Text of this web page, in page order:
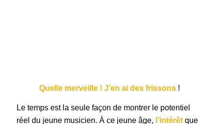
Quelle merveille ! J’en ai des frissons !
Le temps est la seule façon de montrer le potentiel
réel du jeune musicien. À ce jeune âge, l’intérêtque